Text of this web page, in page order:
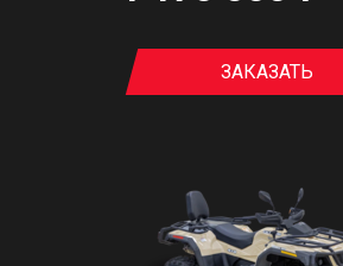
ЗАКАЗАТЬ